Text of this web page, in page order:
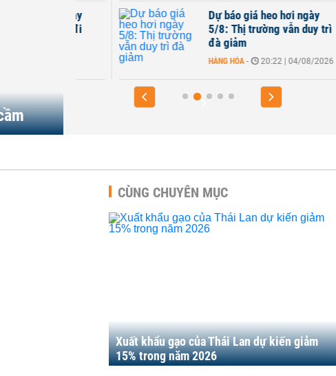
Dự báo giá heo hơi ngày
5/8: Thị trường vẫn duy trì
đà giảm
20:22 | 04/08/2026
CÙNG CHUYÊN MỤC
Xuất khẩu gạo của Thái Lan dự kiến giảm
15% trong năm 2026